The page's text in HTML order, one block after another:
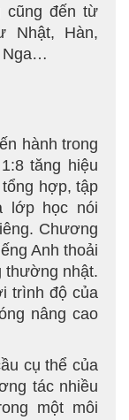
cũng đến từ
Nhật, Hàn,
Nga…
hành trong
tăng hiệu
hợp, tập
lớp học nói
Chương
Anh thoải
thường nhật.
trình độ của
nâng cao
cụ thể của
tác nhiều
một môi